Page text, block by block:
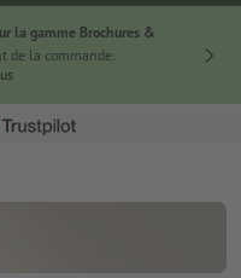
la gamme Brochures &
de la commande.